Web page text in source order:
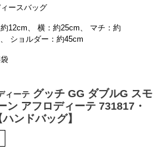
ースバッグ
12cm、 横：約25cm、 マチ：約
ショルダー：約45cm
ィーテ グッチ GG ダブルG スモ
ン アフロディーテ 731817・
ンドバッグ】